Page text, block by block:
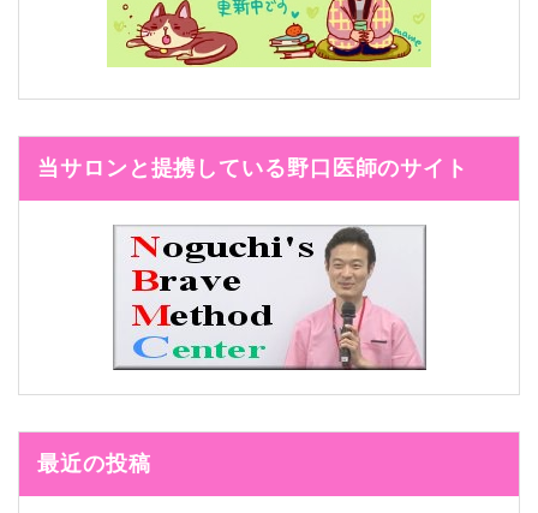
当サロンと提携している野口医師のサイト
最近の投稿